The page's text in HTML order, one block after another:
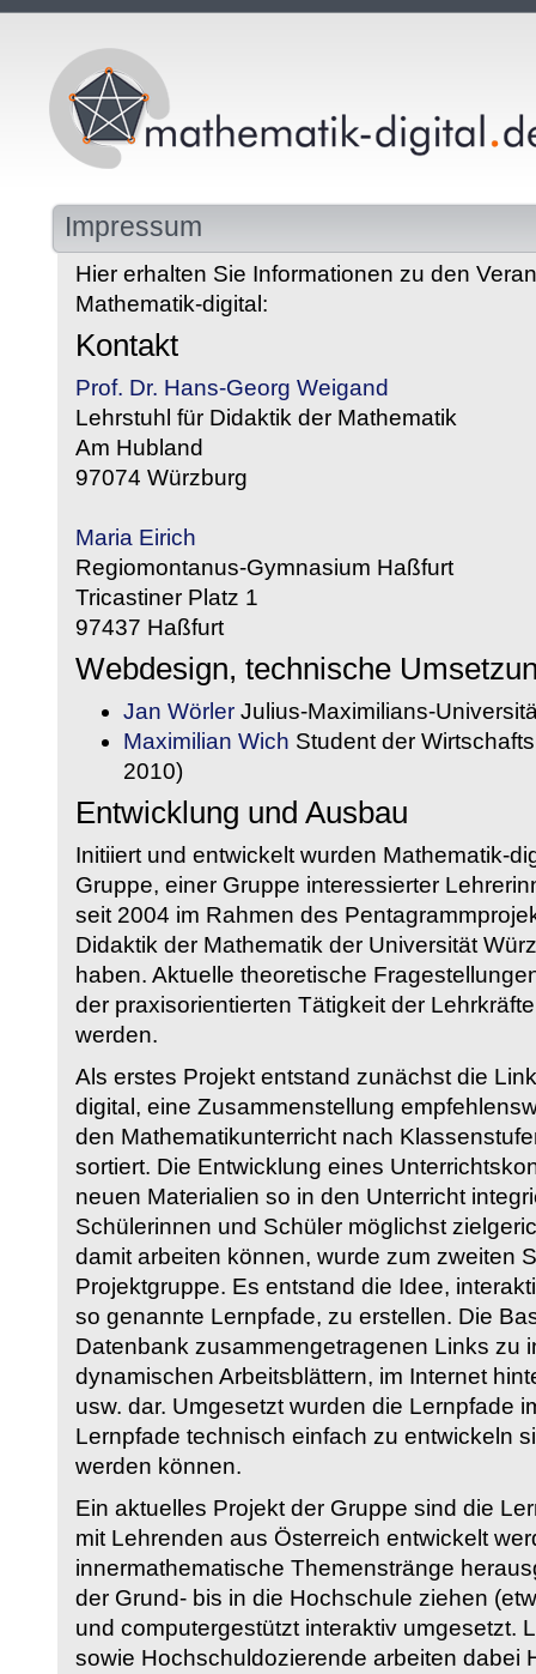
Impressum
Hier erhalten Sie Informationen zu den
Mathematik-digital:
Kontakt
Prof. Dr. Hans-Georg Weigand
Lehrstuhl für Didaktik der Mathematik
Am Hubland
97074 Würzburg
Maria Eirich
Regiomontanus-Gymnasium Haßfurt
Tricastiner Platz 1
97437 Haßfurt
Webdesign, technische
Jan Wörler Julius-Maximilians-
Maximilian Wich Student der
2010)
Entwicklung und Ausbau
Initiiert und entwickelt wurden Mathematik-
Gruppe, einer Gruppe interessierter
seit 2004 im Rahmen des
Didaktik der Mathematik der Universität
haben. Aktuelle theoretische
der praxisorientierten Tätigkeit der
werden.
Als erstes Projekt entstand zunächst die
digital, eine Zusammenstellung
den Mathematikunterricht nach
sortiert. Die Entwicklung eines
neuen Materialien so in den Unterricht
Schülerinnen und Schüler möglichst
damit arbeiten können, wurde zum zweiten
Projektgruppe. Es entstand die Idee,
so genannte Lernpfade, zu erstellen. Die
Datenbank zusammengetragenen Links zu
dynamischen Arbeitsblättern, im Internet
usw. dar. Umgesetzt wurden die Lernpfade
Lernpfade technisch einfach zu entwickeln
werden können.
Ein aktuelles Projekt der Gruppe sind die
mit Lehrenden aus Österreich entwickelt
innermathematische Themenstränge
der Grund- bis in die Hochschule ziehen
und computergestützt interaktiv umgesetzt.
sowie Hochschuldozierende arbeiten dabei